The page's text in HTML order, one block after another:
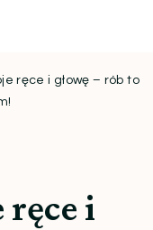
ręce i głowę – rób to
ręce i